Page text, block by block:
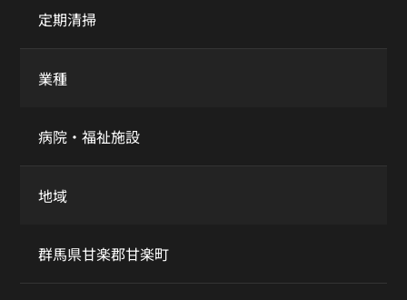
定期清掃
業種
病院・福祉施設
地域
群馬県甘楽郡甘楽町